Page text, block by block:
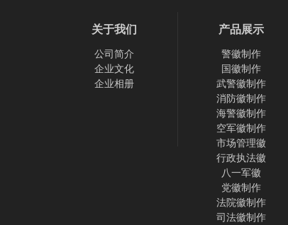
关于我们
公司简介
企业文化
企业相册
产品展示
警徽制作
国徽制作
武警徽制作
消防徽制作
海警徽制作
空军徽制作
市场管理徽
行政执法徽
八一军徽
党徽制作
法院徽制作
司法徽制作